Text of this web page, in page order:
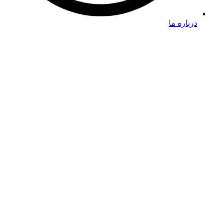
درباره ما